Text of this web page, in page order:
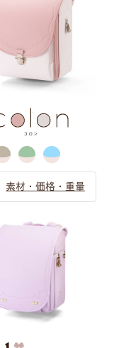
、
見つかるように
をお届けします。
び方
の子に人気！2026
ッシュ！色味で個性
気！2024年のトレン
選び方
素材・価格・重量